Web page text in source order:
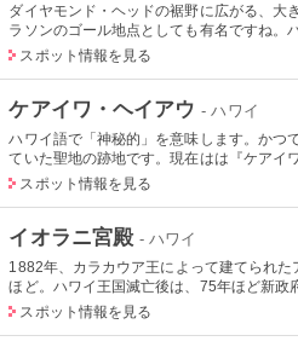
ダイヤモンド・ヘッドの裾野に広がる、大
ラソンのゴール地点としても有名ですね。
スポット情報を見る
ケアイワ・ヘイアウ - ハワイ
ハワイ語で「神秘的」を意味します。かつ
ていた聖地の跡地です。現在はは『ケアイ
スポット情報を見る
イオラニ宮殿 - ハワイ
1882年、カラカウア王によって建てられ
ほど。ハワイ王国滅亡後は、75年ほど新政
スポット情報を見る